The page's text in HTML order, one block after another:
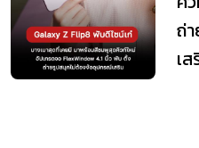
ถ่
เ